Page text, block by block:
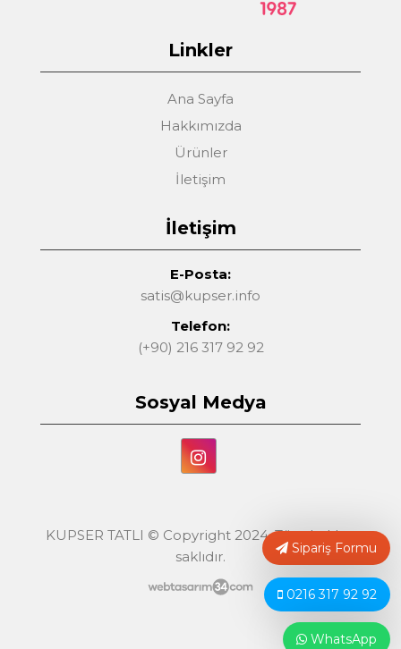
Linkler
Ana Sayfa
Hakkımızda
Ürünler
İletişim
İletişim
E-Posta:
satis@kupser.info
Telefon:
(+90) 216 317 92 92
Sosyal Medya
KUPSER TATLI © Copyright 2024. Tüm hakları
saklıdır.
Sipariş Formu
0216 317 92 92
WhatsApp